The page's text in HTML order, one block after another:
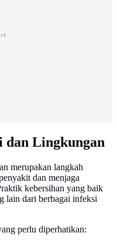
dan Lingkungan
merupakan langkah
dan menjaga
kebersihan yang baik
lain dari berbagai infeksi
perlu diperhatikan: